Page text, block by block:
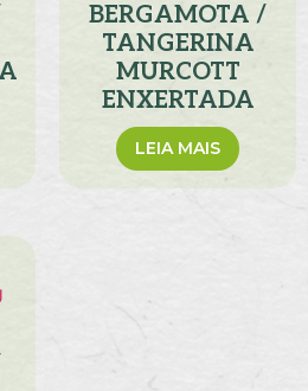
BERGAMOTA /
TANGERINA
MURCOTT
ENXERTADA
LEIA MAIS